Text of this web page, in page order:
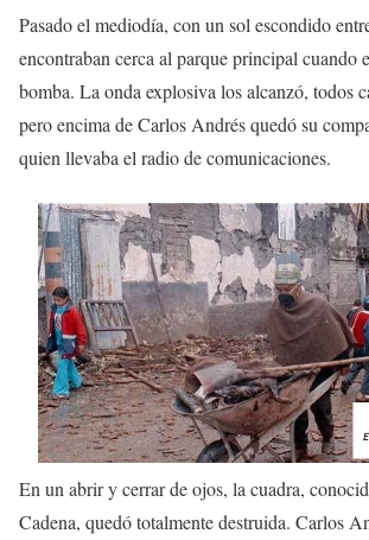
Pasado el mediodía, con un sol escondido
encontraban cerca al parque principal cuando
bomba. La onda explosiva los alcanzó, todos
pero encima de Carlos Andrés quedó su
quien llevaba el radio de comunicaciones.
En un abrir y cerrar de ojos, la cuadra,
Cadena, quedó totalmente destruida. Carlos